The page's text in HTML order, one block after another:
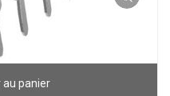
panier